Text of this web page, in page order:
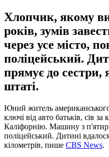
Хлопчик, якому
років, зумів
через усе місто,
поліцейський.
прямує до
штаті.
Юний житель
ключі від авто батьків, сів за
Каліфорнію. Машину з
поліцейський. Дитині
кілометрів, пише CBS News.